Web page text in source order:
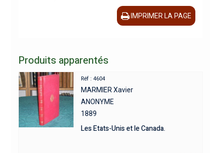
IMPRIMER LA PAGE
Produits apparentés
Réf : 4604
MARMIER Xavier
ANONYME
1889
Les Etats-Unis et le Canada.